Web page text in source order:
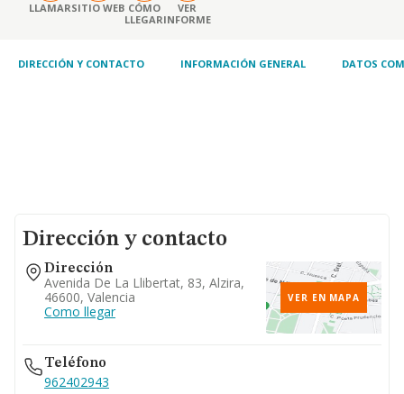
LLAMARSITIO WEB CÓMO
LLEGAR
VER
INFORME
DIRECCIÓN Y CONTACTO INFORMACIÓN GENERAL DATOS
Dirección y contacto
Dirección
Avenida De La Llibertat, 83, Alzira,
46600, Valencia
Como llegar
VER EN MAPA
Teléfono
962402943